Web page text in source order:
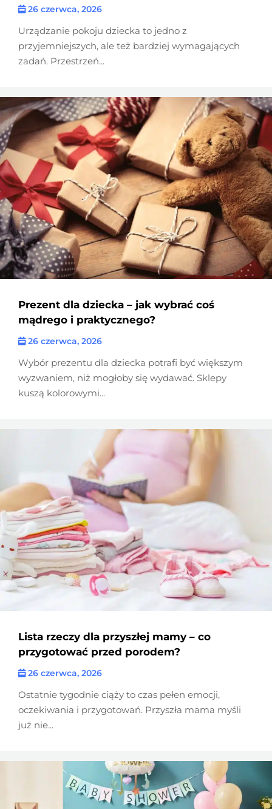
26 czerwca, 2026
Urządzanie pokoju dziecka to jedno z
przyjemniejszych, ale też bardziej wymagających
zadań. Przestrzeń...
Prezent dla dziecka – jak wybrać coś
mądrego i praktycznego?
26 czerwca, 2026
Wybór prezentu dla dziecka potrafi być większym
wyzwaniem, niż mogłoby się wydawać. Sklepy
kuszą kolorowymi...
Lista rzeczy dla przyszłej mamy – co
przygotować przed porodem?
26 czerwca, 2026
Ostatnie tygodnie ciąży to czas pełen emocji,
oczekiwania i przygotowań. Przyszła mama myśli
już nie...